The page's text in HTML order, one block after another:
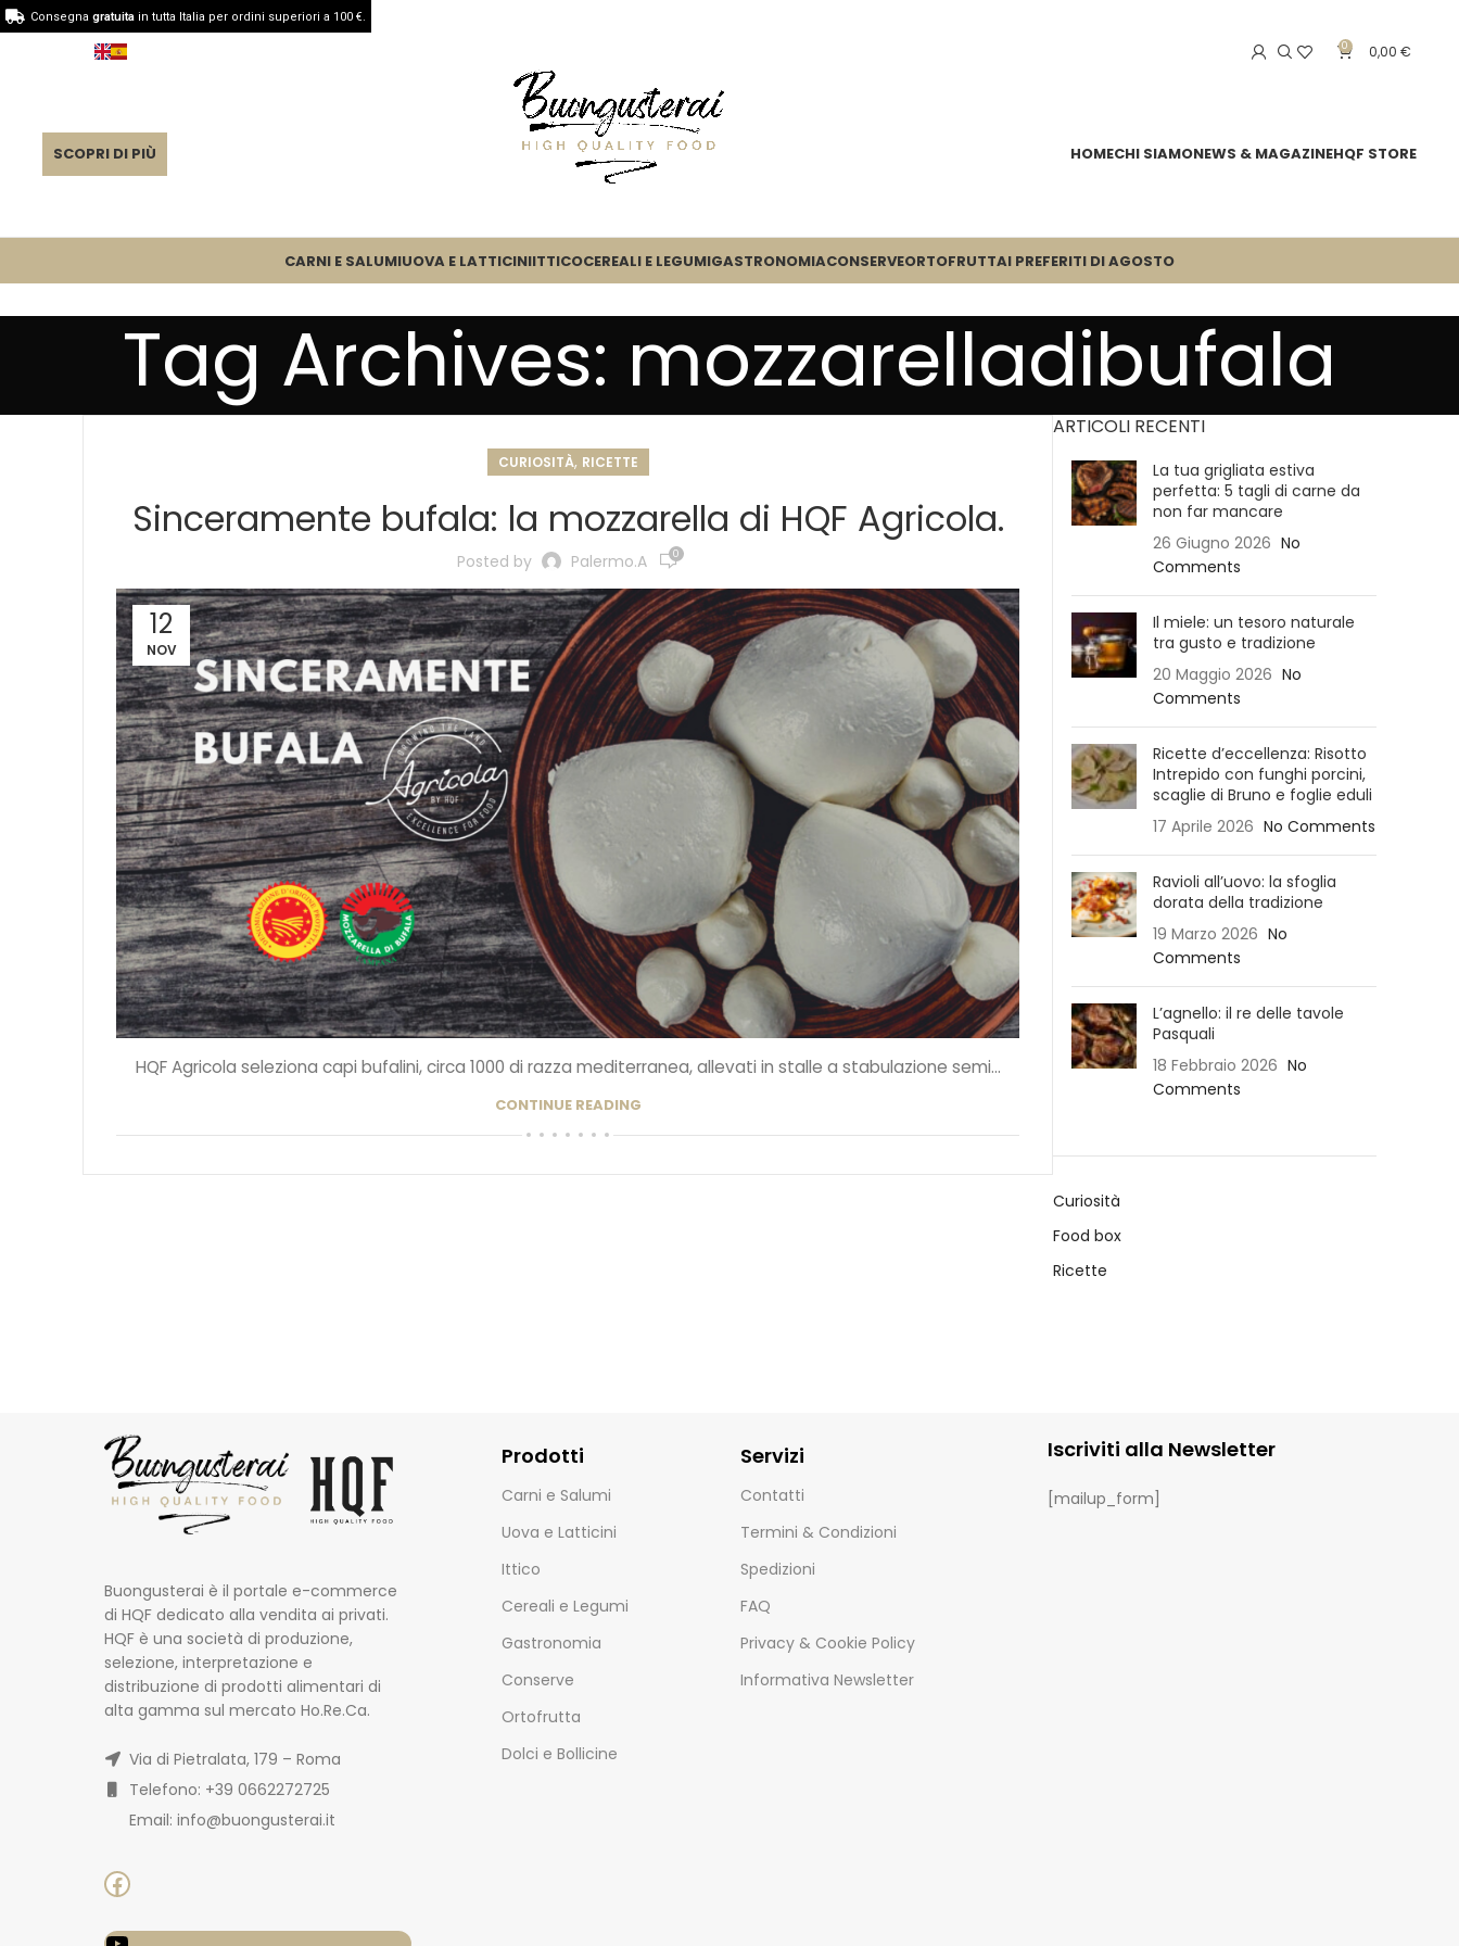
0 0,00€
SCOPRI DI PIÙ HOMECHI SIAMONEWS & MAGAZINEHQF STORE
CARNI E SALUMIUOVA E LATTICINIITTICOCEREALI E LEGUMIGASTRONOMIACONSERVEORTOFRUTTAI PREFERITI DI AGOSTO
Tag Archives: mozzarelladibufala
CURIOSITÀ, RICETTE
Sinceramente bufala: la mozzarella di HQF Agricola.
Posted by Palermo.a 0
12
NOV
HQF Agricola seleziona capi bufalini, circa 1000 di razza mediterranea, allevati in stalle a stabulazione semi...
CONTINUE READING
ARTICOLI RECENTI
La tua grigliata estiva
perfetta: 5 tagli di carne da
non far mancare
26 Giugno 2026 No
Comments
Il miele: un tesoro naturale
tra gusto e tradizione
20 Maggio 2026 No
Comments
Ricette d’eccellenza: Risotto
Intrepido con funghi porcini,
scaglie di Bruno e foglie eduli
17 Aprile 2026 No Comments
Ravioli all’uovo: la sfoglia
dorata della tradizione
19 Marzo 2026 No
Comments
L’agnello: il re delle tavole
Pasquali
18 Febbraio 2026 No
Comments
Curiosità
Food box
Ricette
Buongusterai è il portale e-commerce
di HQF dedicato alla vendita ai privati.
HQF è una società di produzione,
selezione, interpretazione e
distribuzione di prodotti alimentari di
alta gamma sul mercato Ho.Re.Ca.
Via di Pietralata, 179 – Roma
Telefono: +39 0662272725
Email: info@buongusterai.it
Prodotti
Carni e Salumi
Uova e Latticini
Ittico
Cereali e Legumi
Gastronomia
Conserve
Ortofrutta
Dolci e Bollicine
Servizi
Contatti
Termini & Condizioni
Spedizioni
FAQ
Privacy & Cookie Policy
Informativa Newsletter
Iscriviti alla Newsletter
[mailup_form]
Consegna gratuitain tutta Italia per ordini superiori a 100 €.